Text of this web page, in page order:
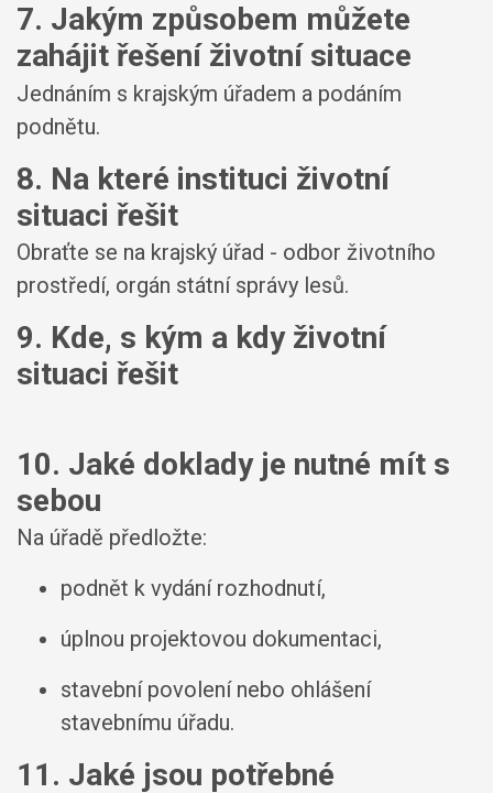
7. Jakým způsobem můžete
zahájit řešení životní situace
Jednáním s krajským úřadem a podáním
podnětu.
8. Na které instituci životní
situaci řešit
Obraťte se na krajský úřad - odbor životního
prostředí, orgán státní správy lesů.
9. Kde, s kým a kdy životní
situaci řešit
10. Jaké doklady je nutné mít s
sebou
Na úřadě předložte:
podnět k vydání rozhodnutí,
úplnou projektovou dokumentaci,
stavební povolení nebo ohlášení
stavebnímu úřadu.
11. Jaké jsou potřebné